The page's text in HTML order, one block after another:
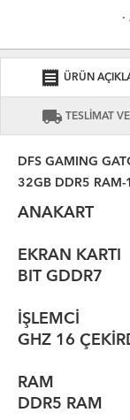
·
receipt ÜRÜN
local_shipping TESLİMAT
DFS GAMING
32GB DDR5 RAM-
ANAKART
EKRAN
BIT GDDR7
İŞLEMCİ :
GHZ 16
RAM :
DDR5 RAM